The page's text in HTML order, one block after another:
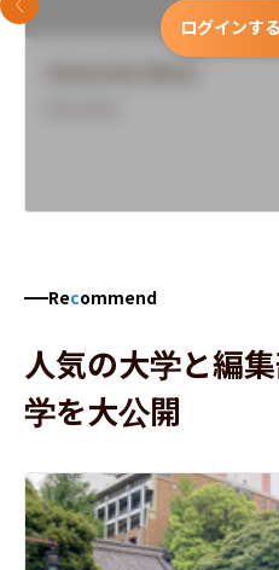
ログインする
前のスライド
Recommend
人気の大学と編
学を大公開